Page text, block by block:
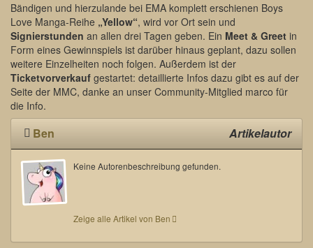
Bändigen und hierzulande bei EMA komplett erschienen Boys
Love Manga-Reihe „Yellow“, wird vor Ort sein und
Signierstunden an allen drei Tagen geben. Ein Meet & Greet in
Form eines Gewinnspiels ist darüber hinaus geplant, dazu sollen
weitere Einzelheiten noch folgen. Außerdem ist der
Ticketvorverkauf gestartet: detaillierte Infos dazu gibt es auf der
Seite der MMC, danke an unser Community-Mitglied marco für
die Info.
Ben Artikelautor
Keine Autorenbeschreibung gefunden.
Zeige alle Artikel von Ben